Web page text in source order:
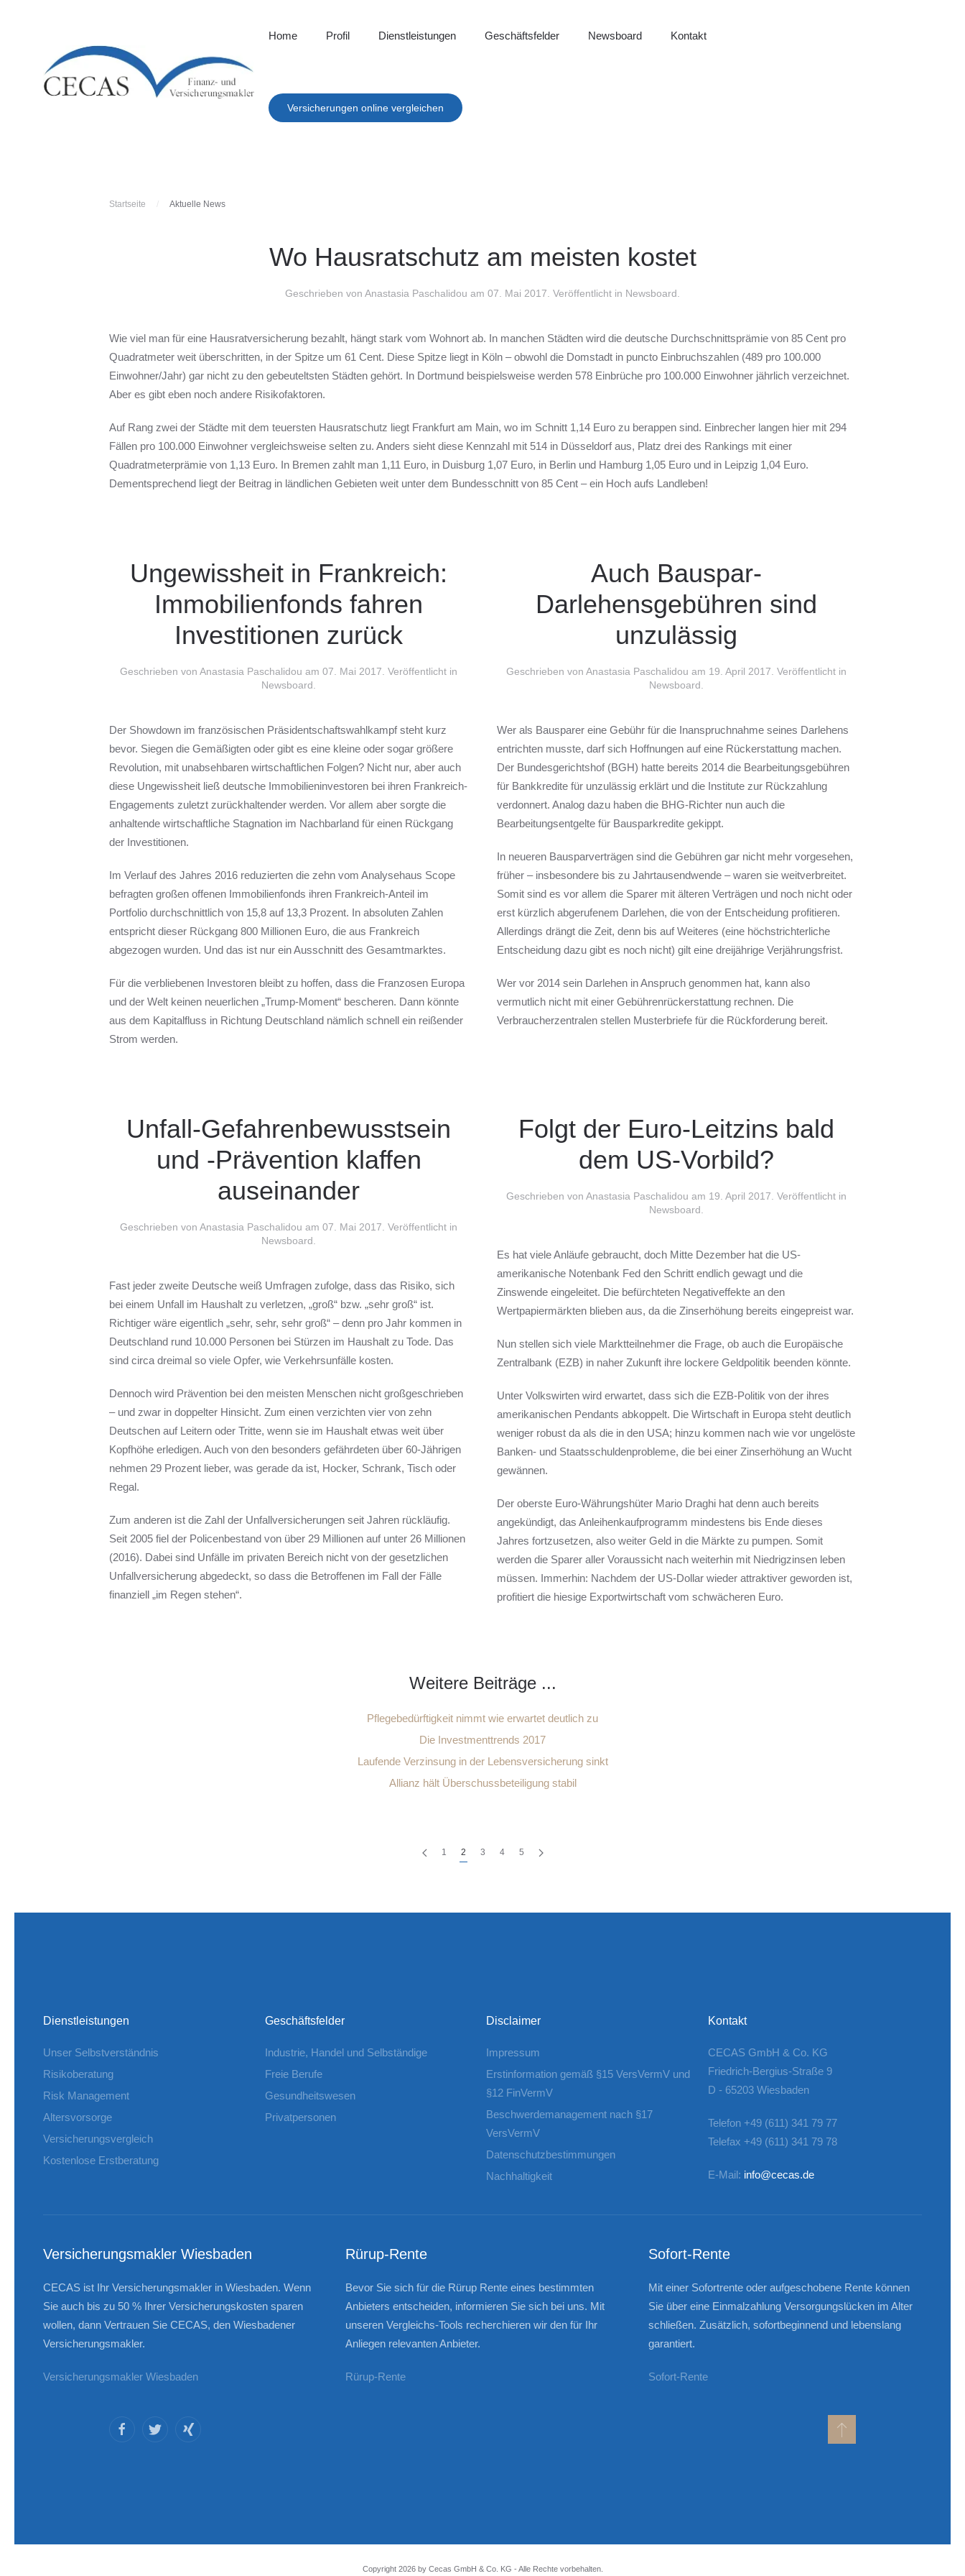
Home Profil Dienstleistungen Geschäftsfelder Newsboard Kontakt
Versicherungen online vergleichen
Startseite Aktuelle News
Wo Hausratschutz am meisten kostet
Geschrieben von Anastasia Paschalidou am 07. Mai 2017 . Veröffentlicht in Newsboard
Wie viel man für eine Hausratversicherung bezahlt, hängt stark vom Wohnort ab. In manchen Städten wird die deutsche Durchschnittsprämie von 85 Cent pro
Quadratmeter weit überschritten, in der Spitze um 61 Cent. Diese Spitze liegt in Köln – obwohl die Domstadt in puncto Einbruchszahlen (489 pro 100.000
Einwohner/Jahr) gar nicht zu den gebeuteltsten Städten gehört. In Dortmund beispielsweise werden 578 Einbrüche pro 100.000 Einwohner jährlich verzeichnet.
Aber es gibt eben noch andere Risikofaktoren.
Auf Rang zwei der Städte mit dem teuersten Hausratschutz liegt Frankfurt am Main, wo im Schnitt 1,14 Euro zu berappen sind. Einbrecher langen hier mit 294
Fällen pro 100.000 Einwohner vergleichsweise selten zu. Anders sieht diese Kennzahl mit 514 in Düsseldorf aus, Platz drei des Rankings mit einer
Quadratmeterprämie von 1,13 Euro. In Bremen zahlt man 1,11 Euro, in Duisburg 1,07 Euro, in Berlin und Hamburg 1,05 Euro und in Leipzig 1,04 Euro.
Dementsprechend liegt der Beitrag in ländlichen Gebieten weit unter dem Bundesschnitt von 85 Cent – ein Hoch aufs Landleben!
Ungewissheit in Frankreich:
Immobilienfonds fahren
Investitionen zurück
Geschrieben von Anastasia Paschalidou am 07. Mai 2017 . Veröffentlicht in
Newsboard
Der Showdown im französischen Präsidentschaftswahlkampf steht kurz
bevor. Siegen die Gemäßigten oder gibt es eine kleine oder sogar größere
Revolution, mit unabsehbaren wirtschaftlichen Folgen? Nicht nur, aber auch
diese Ungewissheit ließ deutsche Immobilieninvestoren bei ihren Frankreich-
Engagements zuletzt zurückhaltender werden. Vor allem aber sorgte die
anhaltende wirtschaftliche Stagnation im Nachbarland für einen Rückgang
der Investitionen.
Im Verlauf des Jahres 2016 reduzierten die zehn vom Analysehaus Scope
befragten großen offenen Immobilienfonds ihren Frankreich-Anteil im
Portfolio durchschnittlich von 15,8 auf 13,3 Prozent. In absoluten Zahlen
entspricht dieser Rückgang 800 Millionen Euro, die aus Frankreich
abgezogen wurden. Und das ist nur ein Ausschnitt des Gesamtmarktes.
Für die verbliebenen Investoren bleibt zu hoffen, dass die Franzosen Europa
und der Welt keinen neuerlichen „Trump-Moment“ bescheren. Dann könnte
aus dem Kapitalfluss in Richtung Deutschland nämlich schnell ein reißender
Strom werden.
Auch Bauspar-
Darlehensgebühren sind
unzulässig
Geschrieben von Anastasia Paschalidou am 19. April 2017 . Veröffentlicht in
Newsboard
Wer als Bausparer eine Gebühr für die Inanspruchnahme seines Darlehens
entrichten musste, darf sich Hoffnungen auf eine Rückerstattung machen.
Der Bundesgerichtshof (BGH) hatte bereits 2014 die Bearbeitungsgebühren
für Bankkredite für unzulässig erklärt und die Institute zur Rückzahlung
verdonnert. Analog dazu haben die BHG-Richter nun auch die
Bearbeitungsentgelte für Bausparkredite gekippt.
In neueren Bausparverträgen sind die Gebühren gar nicht mehr vorgesehen,
früher – insbesondere bis zu Jahrtausendwende – waren sie weitverbreitet.
Somit sind es vor allem die Sparer mit älteren Verträgen und noch nicht oder
erst kürzlich abgerufenem Darlehen, die von der Entscheidung profitieren.
Allerdings drängt die Zeit, denn bis auf Weiteres (eine höchstrichterliche
Entscheidung dazu gibt es noch nicht) gilt eine dreijährige Verjährungsfrist.
Wer vor 2014 sein Darlehen in Anspruch genommen hat, kann also
vermutlich nicht mit einer Gebührenrückerstattung rechnen. Die
Verbraucherzentralen stellen Musterbriefe für die Rückforderung bereit.
Unfall-Gefahrenbewusstsein
und -Prävention klaffen
auseinander
Geschrieben von Anastasia Paschalidou am 07. Mai 2017 . Veröffentlicht in
Newsboard
Fast jeder zweite Deutsche weiß Umfragen zufolge, dass das Risiko, sich
bei einem Unfall im Haushalt zu verletzen, „groß“ bzw. „sehr groß“ ist.
Richtiger wäre eigentlich „sehr, sehr, sehr groß“ – denn pro Jahr kommen in
Deutschland rund 10.000 Personen bei Stürzen im Haushalt zu Tode. Das
sind circa dreimal so viele Opfer, wie Verkehrsunfälle kosten.
Dennoch wird Prävention bei den meisten Menschen nicht großgeschrieben
– und zwar in doppelter Hinsicht. Zum einen verzichten vier von zehn
Deutschen auf Leitern oder Tritte, wenn sie im Haushalt etwas weit über
Kopfhöhe erledigen. Auch von den besonders gefährdeten über 60-Jährigen
nehmen 29 Prozent lieber, was gerade da ist, Hocker, Schrank, Tisch oder
Regal.
Zum anderen ist die Zahl der Unfallversicherungen seit Jahren rückläufig.
Seit 2005 fiel der Policenbestand von über 29 Millionen auf unter 26 Millionen
(2016). Dabei sind Unfälle im privaten Bereich nicht von der gesetzlichen
Unfallversicherung abgedeckt, so dass die Betroffenen im Fall der Fälle
finanziell „im Regen stehen“.
Folgt der Euro-Leitzins bald
dem US-Vorbild?
Geschrieben von Anastasia Paschalidou am 19. April 2017 . Veröffentlicht in
Newsboard
Es hat viele Anläufe gebraucht, doch Mitte Dezember hat die US-
amerikanische Notenbank Fed den Schritt endlich gewagt und die
Zinswende eingeleitet. Die befürchteten Negativeffekte an den
Wertpapiermärkten blieben aus, da die Zinserhöhung bereits eingepreist war.
Nun stellen sich viele Marktteilnehmer die Frage, ob auch die Europäische
Zentralbank (EZB) in naher Zukunft ihre lockere Geldpolitik beenden könnte.
Unter Volkswirten wird erwartet, dass sich die EZB-Politik von der ihres
amerikanischen Pendants abkoppelt. Die Wirtschaft in Europa steht deutlich
weniger robust da als die in den USA; hinzu kommen nach wie vor ungelöste
Banken- und Staatsschuldenprobleme, die bei einer Zinserhöhung an Wucht
gewännen.
Der oberste Euro-Währungshüter Mario Draghi hat denn auch bereits
angekündigt, das Anleihenkaufprogramm mindestens bis Ende dieses
Jahres fortzusetzen, also weiter Geld in die Märkte zu pumpen. Somit
werden die Sparer aller Voraussicht nach weiterhin mit Niedrigzinsen leben
müssen. Immerhin: Nachdem der US-Dollar wieder attraktiver geworden ist,
profitiert die hiesige Exportwirtschaft vom schwächeren Euro.
Weitere Beiträge ...
Pflegebedürftigkeit nimmt wie erwartet deutlich zu
Die Investmenttrends 2017
Laufende Verzinsung in der Lebensversicherung sinkt
Allianz hält Überschussbeteiligung stabil
1 2 3 4 5
Dienstleistungen
Unser Selbstverständnis
Risikoberatung
Risk Management
Altersvorsorge
Versicherungsvergleich
Kostenlose Erstberatung
Geschäftsfelder
Industrie, Handel und Selbständige
Freie Berufe
Gesundheitswesen
Privatpersonen
Disclaimer
Impressum
Erstinformation gemäß §15 VersVermV und
§12 FinVermV
Beschwerdemanagement nach §17
VersVermV
Datenschutzbestimmungen
Nachhaltigkeit
Kontakt
CECAS GmbH & Co. KG
Friedrich-Bergius-Straße 9
D - 65203 Wiesbaden
Telefon +49 (611) 341 79 77
Telefax +49 (611) 341 79 78
E-Mail: info@cecas.de
Versicherungsmakler Wiesbaden
CECAS ist Ihr Versicherungsmakler in Wiesbaden. Wenn
Sie auch bis zu 50 % Ihrer Versicherungskosten sparen
wollen, dann Vertrauen Sie CECAS, den Wiesbadener
Versicherungsmakler.
Versicherungsmakler Wiesbaden
Rürup-Rente
Bevor Sie sich für die Rürup Rente eines bestimmten
Anbieters entscheiden, informieren Sie sich bei uns. Mit
unseren Vergleichs-Tools recherchieren wir den für Ihr
Anliegen relevanten Anbieter.
Rürup-Rente
Sofort-Rente
Mit einer Sofortrente oder aufgeschobene Rente können
Sie über eine Einmalzahlung Versorgungslücken im Alter
schließen. Zusätzlich, sofortbeginnend und lebenslang
garantiert.
Sofort-Rente
Copyright 2026by Cecas GmbH & Co. KG - Alle Rechte vorbehalten.